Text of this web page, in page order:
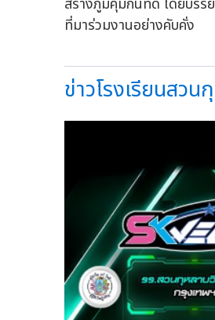
สร้างภูมิคุ้มกันที่ดี โดยบรร
ที่มาร่วมงานอย่างคับคั่ง
ข่าวโรงเรียนสว